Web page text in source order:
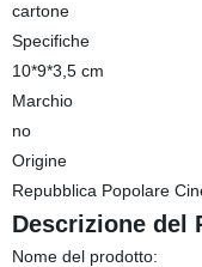
cartone
Specifiche
10*9*3,5 cm
Marchio
no
Origine
Repubblica Popolare
Descrizione del
Nome del prodotto: